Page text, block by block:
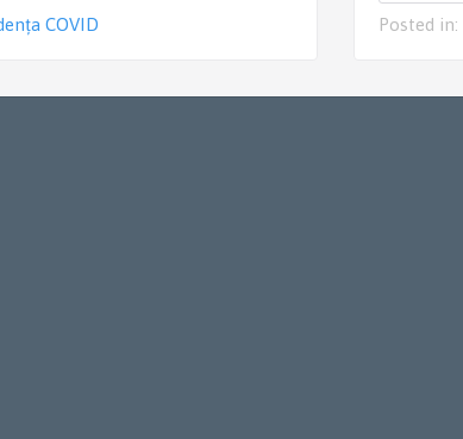
COVID
Posted in: